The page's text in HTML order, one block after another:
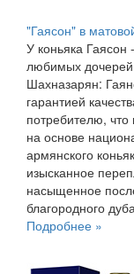
"Гаясон" в
У коньяка
любимых
Шахназарян:
гарантией
потребителю,
на основе
армянского
изысканное
насыщенное
благородного
Подробнее »